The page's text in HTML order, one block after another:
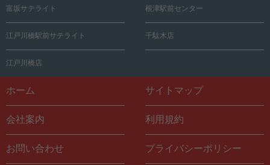
富坂サテライト 根津駅前センター
江戸川橋駅前サテライト 千駄木店
江戸川橋店
ホーム サイトマップ
会社案内 利用規約
お問い合わせ プライバシーポリシー